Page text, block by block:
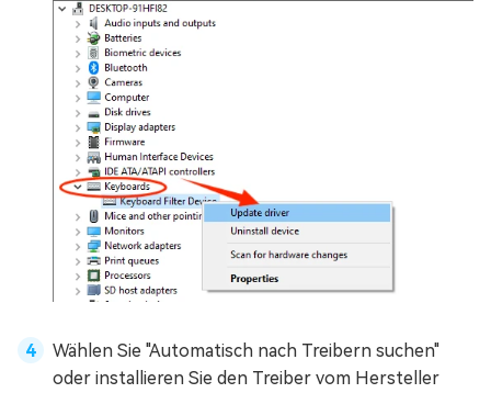
Wählen Sie "Automatisch nach Treibern suchen"
oder installieren Sie den Treiber vom Hersteller